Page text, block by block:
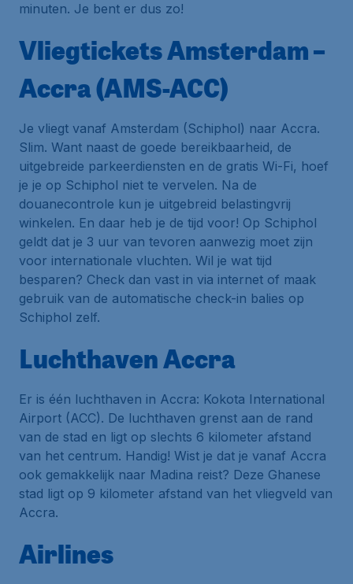
minuten. Je bent er dus zo!
Vliegtickets Amsterdam –
Accra (AMS-ACC)
Je vliegt vanaf Amsterdam (Schiphol) naar Accra.
Slim. Want naast de goede bereikbaarheid, de
uitgebreide parkeerdiensten en de gratis Wi-Fi, hoef
je je op Schiphol niet te vervelen. Na de
douanecontrole kun je uitgebreid belastingvrij
winkelen. En daar heb je de tijd voor! Op Schiphol
geldt dat je 3 uur van tevoren aanwezig moet zijn
voor internationale vluchten. Wil je wat tijd
besparen? Check dan vast in via internet of maak
gebruik van de automatische check-in balies op
Schiphol zelf.
Luchthaven Accra
Er is één luchthaven in Accra: Kokota International
Airport (ACC). De luchthaven grenst aan de rand
van de stad en ligt op slechts 6 kilometer afstand
van het centrum. Handig! Wist je dat je vanaf Accra
ook gemakkelijk naar Madina reist? Deze Ghanese
stad ligt op 9 kilometer afstand van het vliegveld van
Accra.
Airlines